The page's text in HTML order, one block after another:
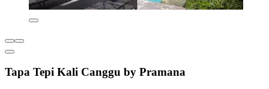
Tapa Tepi Kali Canggu by Pramana